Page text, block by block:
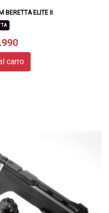
BERETTA ELITE II
carro